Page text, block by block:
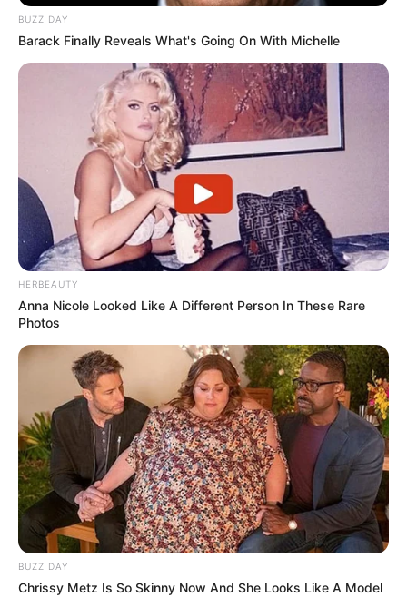
O Jogo das Estrelas aconetecerá, então, no campo do
Distrito de Conceição de Monte Alegre, às 9 horas, com
disputa entre o Monte Alegre Futebol Clube e o Masters do
Esporte Clube Paraguaçuense, além de sorteio de brindes.
O evento tem apoio da Prefeitura de Paraguaçu Paulista,
por meio da Diretoria de Esporte e Lazer.
BUZZ DAY
Barack Finally Reveals What's Going On With Michelle
HERBEAUTY
Anna Nicole Looked Like A Different Person In These Rare
Photos
BUZZ DAY
Chrissy Metz Is So Skinny Now And She Looks Like A Model